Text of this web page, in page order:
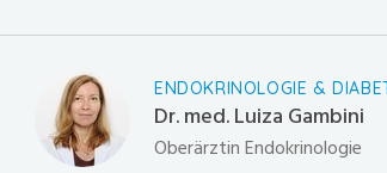
ENDOKRINOLOGIE &
Dr. med. Luiza Gambini
Oberärztin Endokrinologie